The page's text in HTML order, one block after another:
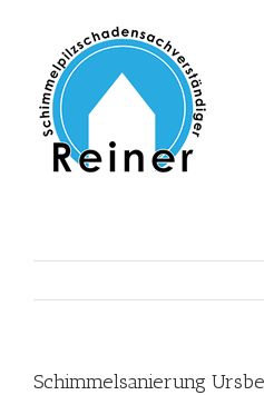
springen
Schimmelsanierung